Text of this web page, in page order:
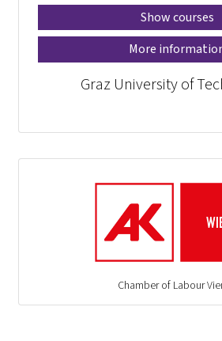
Show courses
More
Graz University of
Chamber of Labour